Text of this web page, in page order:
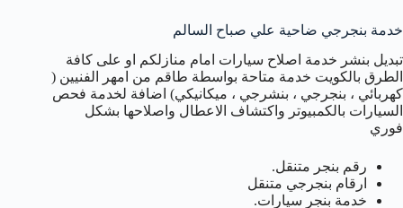
خدمة بنجرجي ضاحية علي صباح السالم
تبديل بنشر خدمة اصلاح سيارات امام منازلكم او على كافة
الطرق بالكويت خدمة متاحة بواسطة طاقم من امهر الفنيين (
كهربائي ، بنجرجي ، بنشرجي ، ميكانيكي) اضافة لخدمة فحص
السيارات بالكمبيوتر واكتشاف الاعطال واصلاحها بشكل
فوري
رقم بنجر متنقل.
ارقام بنجرجي متنقل
خدمة بنجر سيارات.